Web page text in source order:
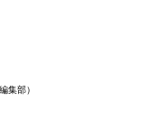
集部）